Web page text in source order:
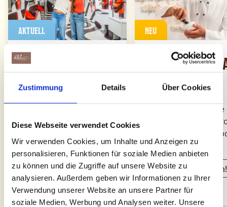
Zustimmung Details Über Cookies
Diese Webseite verwendet Cookies
Wir verwenden Cookies, um Inhalte und Anzeigen zu
personalisieren, Funktionen für soziale Medien anbieten
zu können und die Zugriffe auf unsere Website zu
analysieren. Außerdem geben wir Informationen zu Ihrer
Verwendung unserer Website an unsere Partner für
soziale Medien, Werbung und Analysen weiter. Unsere
AKTUELL
HAPPY HOUR AU
CHOCOLAT!
h – 16 h
douce surprise attend nos
clients pendant la Happy
Hour chocolat.
Weitere Infos
NEU
GOBELET DE
MUNZ
Fraîche,
entièrement à ton
remplis ton propre
glace Munz avec
délicieuse glace,
chocolat Munz et
garnitures colorées
choix.
Jetzt entdecken!